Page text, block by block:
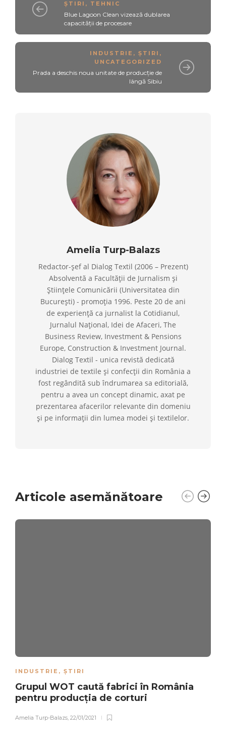
ȘTIRI , TEHNIC
Blue Lagoon Clean vizează dublarea
capacității de procesare
INDUSTRIE , ȘTIRI ,
UNCATEGORIZED
Prada a deschis noua unitate de producție de
lângă Sibiu
Amelia Turp-Balazs
Redactor-șef al Dialog Textil (2006 – Prezent)
Absolventă a Facultății de Jurnalism și
Științele Comunicării (Universitatea din
București) - promoția 1996. Peste 20 de ani
de experiență ca jurnalist la Cotidianul,
Jurnalul Național, Idei de Afaceri, The
Business Review, Investment & Pensions
Europe, Construction & Investment Journal.
Dialog Textil - unica revistă dedicată
industriei de textile și confecții din România a
fost regândită sub îndrumarea sa editorială,
pentru a avea un concept dinamic, axat pe
prezentarea afacerilor relevante din domeniu
și pe informații din lumea modei și textilelor.
Articole asemănătoare
INDUSTRIE , ȘTIRI
Grupul WOT caută fabrici în România
pentru producția de corturi
Amelia Turp-Balazs, 22/01/2021